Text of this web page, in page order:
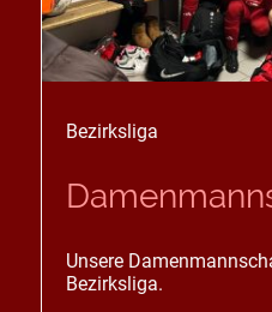
Bezirksliga
Unsere
Bezirksliga.